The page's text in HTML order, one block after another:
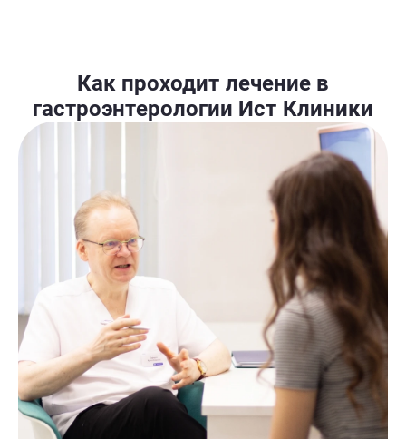
Как проходит лечение в
гастроэнтерологии Ист Клиники